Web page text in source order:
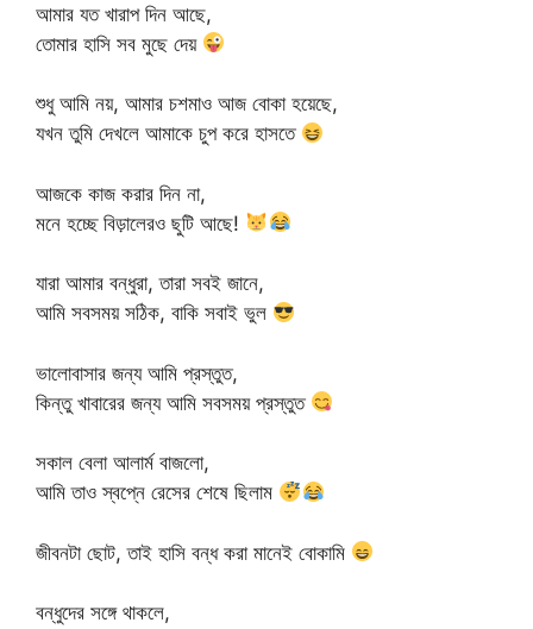
আমার যত খারাপ দিন আছে,
তোমার হাসি সব মুছে দেয়
শুধু আমি নয়, আমার চশমাও আজ বোকা হয়েছে,
যখন তুমি দেখলে আমাকে চুপ করে হাসতে
আজকে কাজ করার দিন না,
মনে হচ্ছে বিড়ালেরও ছুটি আছে!
যারা আমার বন্ধুরা, তারা সবই জানে,
আমি সবসময় সঠিক, বাকি সবাই ভুল
ভালোবাসার জন্য আমি প্রস্তুত,
কিন্তু খাবারের জন্য আমি সবসময় প্রস্তুত
সকাল বেলা আলার্ম বাজলো,
আমি তাও স্বপ্নে রেসের শেষে ছিলাম
জীবনটা ছোট, তাই হাসি বন্ধ করা মানেই বোকামি
বন্ধুদের সঙ্গে থাকলে,